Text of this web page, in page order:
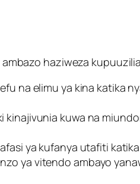
haziweza
na elimu ya kina katika
kinajivunia kuwa na
ya kufanya utafiti
ya vitendo ambayo